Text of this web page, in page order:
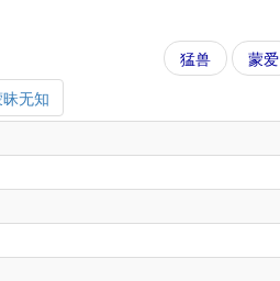
猛兽
蒙爱
无知